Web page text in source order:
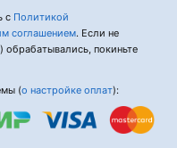
с Политикой
соглашением. Если не
обрабатывались, покиньте
(о настройке оплат):